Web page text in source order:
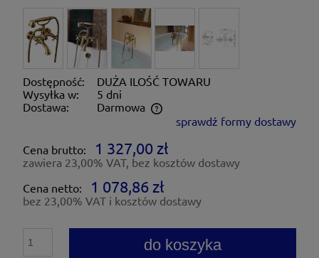
Dostępność:
DUŻA ILOŚĆ TOWARU
Wysyłka w:
5 dni
Dostawa:
Darmowa
Cena nie zawiera ewentualnych kosztów płatności
sprawdź formy dostawy
Cena brutto:
1 327,00 zł
zawiera 23,00% VAT, bez kosztów dostawy
Cena netto:
1 078,86 zł
bez 23,00% VAT i kosztów dostawy
do koszyka